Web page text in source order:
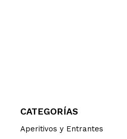
CATEGORÍAS
Aperitivos y Entrantes